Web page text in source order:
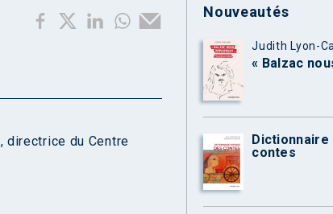
directrice du Centre
Nouveautés
Judith Lyon-
« Balzac
Dictionnaire
contes